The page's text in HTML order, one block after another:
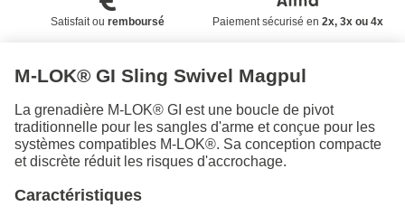
Satisfait ou remboursé Paiement sécurisé en 2x, 3x ou 4x
M-LOK® GI Sling Swivel Magpul
La grenadière M-LOK® GI est une boucle de pivot
traditionnelle pour les sangles d'arme et conçue pour les
systèmes compatibles M-LOK®. Sa conception compacte
et discrète réduit les risques d'accrochage.
Caractéristiques